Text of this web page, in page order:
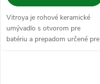
Vitroya je rohové keramické
umývadlo s otvorom pre
batériu a prepadom určené pre
inštaláciu do malých kúpeľní a